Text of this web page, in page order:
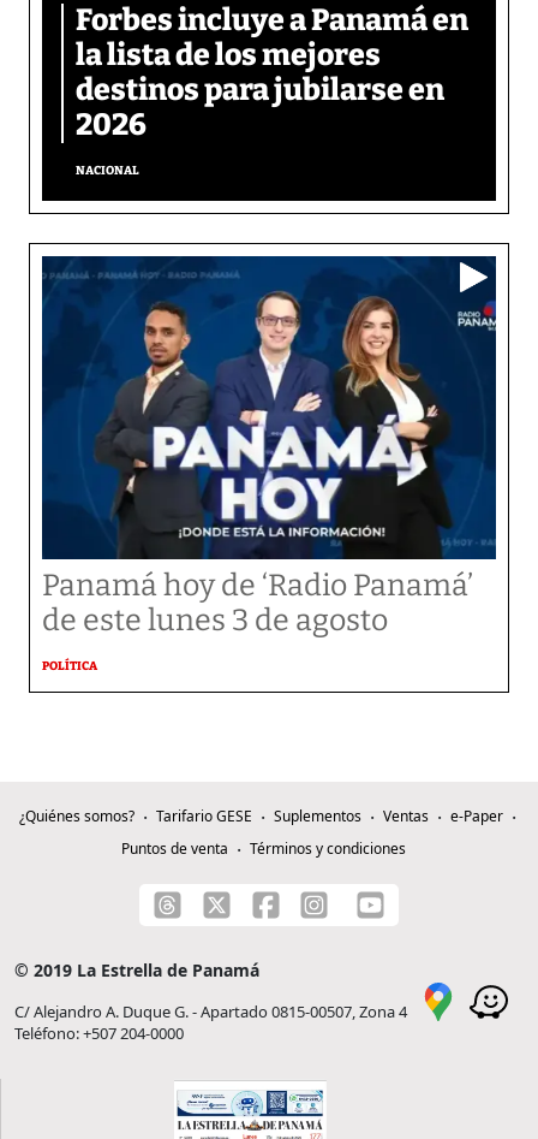
Forbes incluye a Panamá en
la lista de los mejores
destinos para jubilarse en
2026
NACIONAL
Panamá hoy de ‘Radio Panamá’
de este lunes 3 de agosto
POLÍTICA
¿Quiénes somos? Tarifario GESE Suplementos Ventas
e-Paper
Puntos de venta
Términos y condiciones
© 2019 La Estrella de Panamá
C/ Alejandro A. Duque G. - Apartado 0815-00507, Zona 4
Teléfono: +507 204-0000